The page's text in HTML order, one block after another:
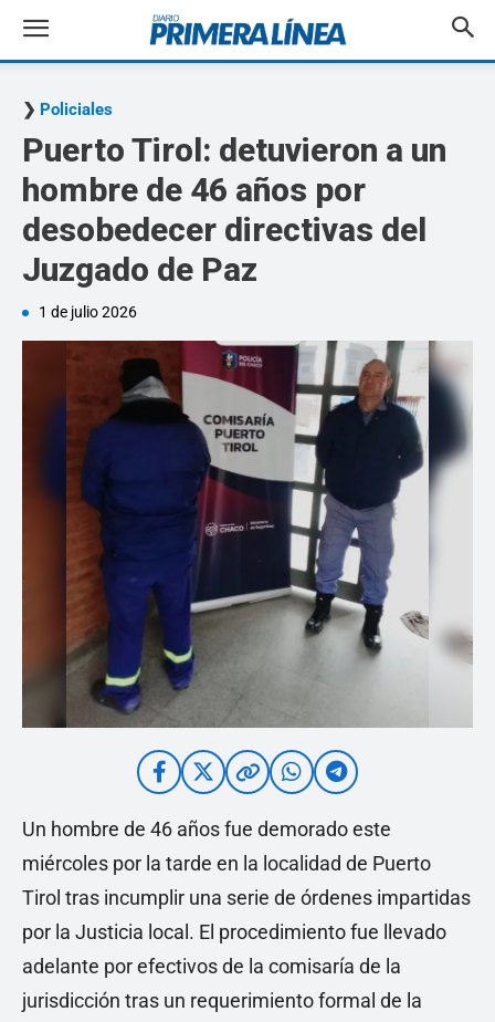
Policiales
Puerto Tirol: detuvieron a un
hombre de 46 años por
desobedecer directivas del
Juzgado de Paz
1 de julio 2026
Un hombre de 46 años fue demorado este
miércoles por la tarde en la localidad de Puerto
Tirol tras incumplir una serie de órdenes impartidas
por la Justicia local. El procedimiento fue llevado
adelante por efectivos de la comisaría de la
jurisdicción tras un requerimiento formal de la